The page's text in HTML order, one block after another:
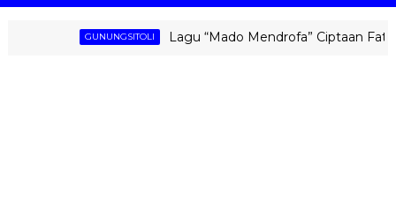
GUNUNGSITOLI Lagu “Mado Mendrofa” Ciptaan Fati